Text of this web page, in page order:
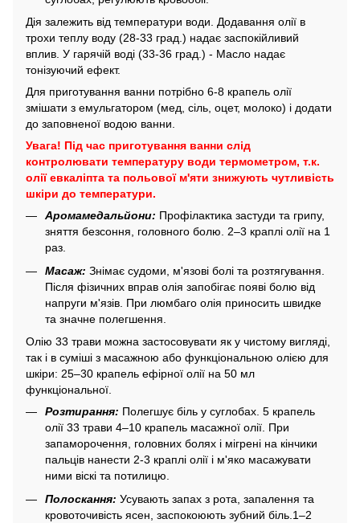
Дія залежить від температури води. Додавання олії в
трохи теплу воду (28-33 град.) надає заспокійливий
вплив. У гарячій воді (33-36 град.) - Масло надає
тонізуючий ефект.
Для приготування ванни потрібно 6-8 крапель олії
змішати з емульгатором (мед, сіль, оцет, молоко) і додати
до заповненої водою ванни.
Увага! Під час приготування ванни слід
контролювати температуру води термометром, т.к.
олії евкаліпта та польової м'яти знижують чутливість
шкіри до температури.
Аромамедальйони: Профілактика застуди та грипу,
зняття безсоння, головного болю. 2–3 краплі олії на 1
раз.
Масаж: Знімає судоми, м'язові болі та розтягування.
Після фізичних вправ олія запобігає появі болю від
напруги м'язів. При люмбаго олія приносить швидке
та значне полегшення.
Олію 33 трави можна застосовувати як у чистому вигляді,
так і в суміші з масажною або функціональною олією для
шкіри: 25–30 крапель ефірної олії на 50 мл
функціональної.
Розтирання: Полегшує біль у суглобах. 5 крапель
олії 33 трави 4–10 крапель масажної олії. При
запаморочення, головних болях і мігрені на кінчики
пальців нанести 2-3 краплі олії і м'яко масажувати
ними віскі та потилицю.
Полоскання: Усувають запах з рота, запалення та
кровоточивість ясен, заспокоюють зубний біль.1–2